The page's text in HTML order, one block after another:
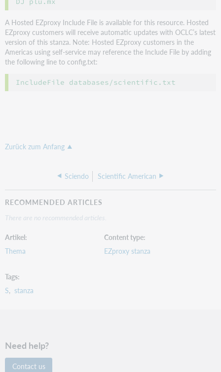
A Hosted EZproxy Include File is available for this resource. Hosted
EZproxy customers will receive automatic updates with OCLC’s latest
version of this stanza. Note: Hosted EZproxy customers in the
Americas using self-service may reference the Include File by adding
the following line to config.txt:
Zurück zum Anfang
Sciendo Scientific American
RECOMMENDED ARTICLES
There are no recommended articles.
Artikel
Thema
Content type
EZproxy stanza
Tags
S
stanza
Need help?
Contact us